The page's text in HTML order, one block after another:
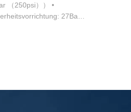
（250psi）） •
27Bar